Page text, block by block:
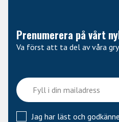
Prenumerera på vårt
Va först att ta del av våra
Jag har läst och